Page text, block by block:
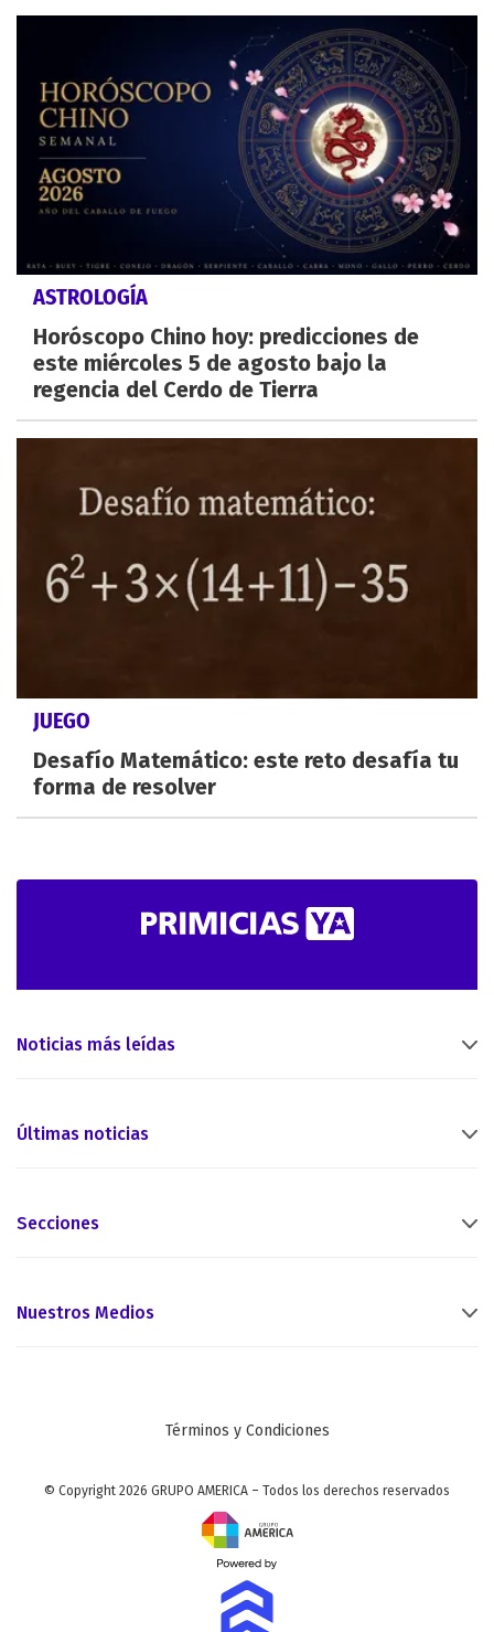
ASTROLOGÍA
Horóscopo Chino hoy: predicciones de
este miércoles 5 de agosto bajo la
regencia del Cerdo de Tierra
JUEGO
Desafío Matemático: este reto desafía tu
forma de resolver
Noticias más leídas
Últimas noticias
Secciones
Nuestros Medios
Términos y Condiciones
© Copyright 2026 GRUPO AMERICA – Todos los derechos reservados